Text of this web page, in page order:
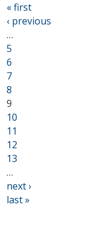
« first
‹ previous
…
5
6
7
8
9
10
11
12
13
…
next ›
last »